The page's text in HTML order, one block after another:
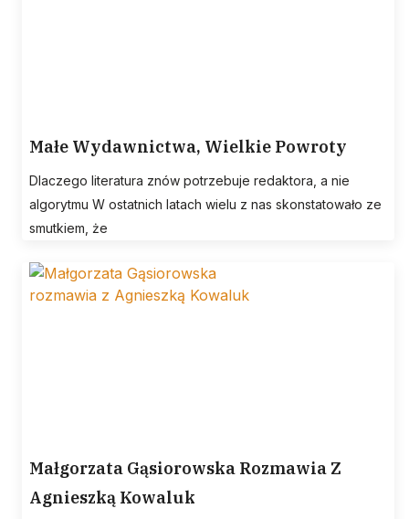
Małe Wydawnictwa, Wielkie Powroty
Dlaczego literatura znów potrzebuje redaktora, a nie
algorytmu W ostatnich latach wielu z nas skonstatowało ze
smutkiem, że
Małgorzata Gąsiorowska Rozmawia Z
Agnieszką Kowaluk